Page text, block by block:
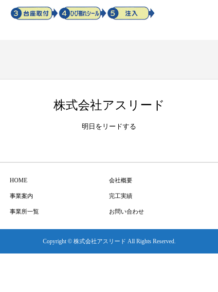
株式会社アスリード
明日をリードする
HOME 会社概要
事業案内 完工実績
事業所一覧 お問い合わせ
Copyright © 株式会社アスリード All Rights Reserved.